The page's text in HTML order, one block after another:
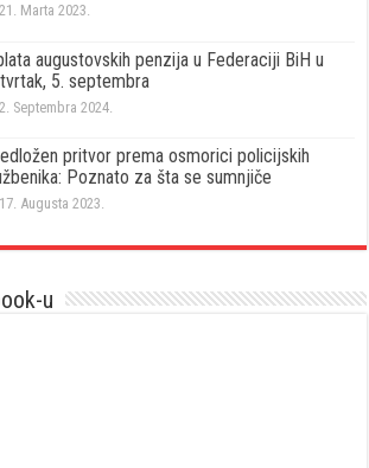
21. Marta 2023.
augustovskih penzija u Federaciji BiH u
5. septembra
2. Septembra 2024.
pritvor prema osmorici policijskih
Poznato za šta se sumnjiče
17. Augusta 2023.
u